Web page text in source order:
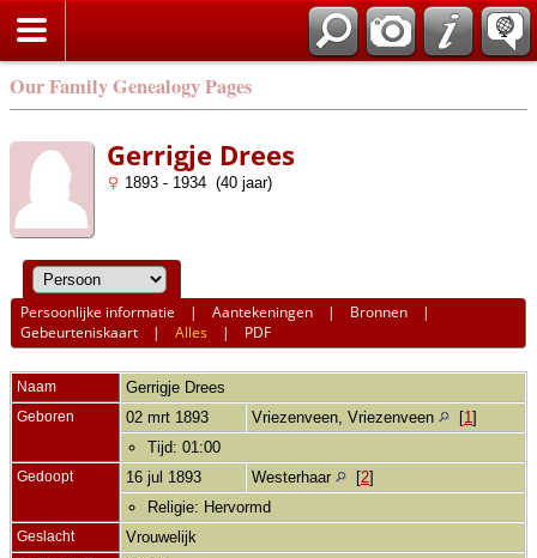
Our Family Genealogy Pages
Gerrigje Drees
1893 - 1934 (40 jaar)
Persoonlijke informatie |Aantekeningen | Bronnen |
Gebeurteniskaart |Alles | PDF
Naam Gerrigje Drees
Geboren 02 mrt 1893 Vriezenveen, Vriezenveen [1 ]
Tijd: 01:00
Gedoopt 16 jul 1893 Westerhaar [2]
Religie: Hervormd
Geslacht Vrouwelijk